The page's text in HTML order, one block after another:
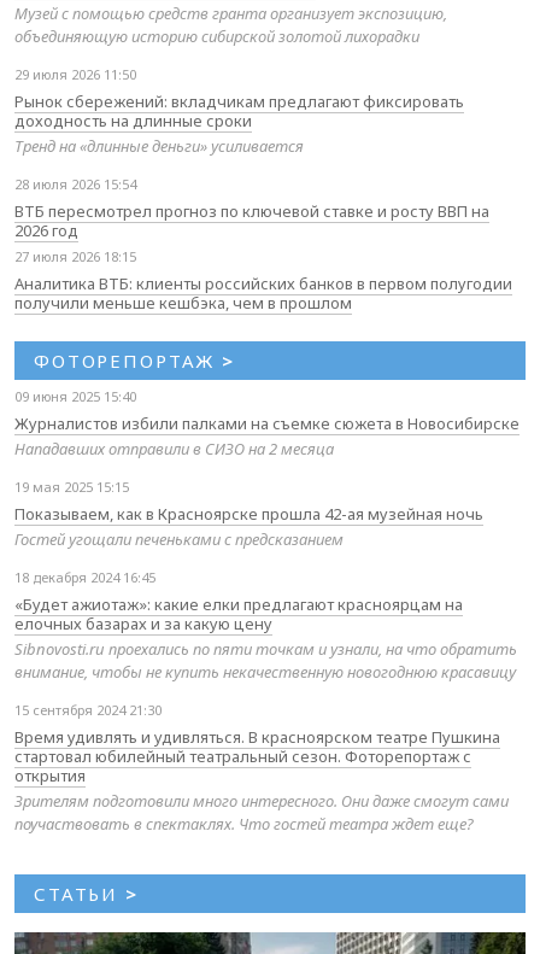
Музей с помощью средств гранта организует экспозицию,
объединяющую историю сибирской золотой лихорадки
29 июля 2026 11:50
Рынок сбережений: вкладчикам предлагают фиксировать
доходность на длинные сроки
Тренд на «длинные деньги» усиливается
28 июля 2026 15:54
ВТБ пересмотрел прогноз по ключевой ставке и росту ВВП на
2026 год
27 июля 2026 18:15
Аналитика ВТБ: клиенты российских банков в первом полугодии
получили меньше кешбэка, чем в прошлом
ФОТОРЕПОРТАЖ >
09 июня 2025 15:40
Журналистов избили палками на съемке сюжета в Новосибирске
Нападавших отправили в СИЗО на 2 месяца
19 мая 2025 15:15
Показываем, как в Красноярске прошла 42-ая музейная ночь
Гостей угощали печеньками с предсказанием
18 декабря 2024 16:45
«Будет ажиотаж»: какие елки предлагают красноярцам на
елочных базарах и за какую цену
Sibnovosti.ru проехались по пяти точкам и узнали, на что обратить
внимание, чтобы не купить некачественную новогоднюю красавицу
15 сентября 2024 21:30
Время удивлять и удивляться. В красноярском театре Пушкина
стартовал юбилейный театральный сезон. Фоторепортаж с
открытия
Зрителям подготовили много интересного. Они даже смогут сами
поучаствовать в спектаклях. Что гостей театра ждет еще?
СТАТЬИ >